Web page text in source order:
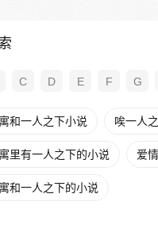
C D E F G
和一人之下小说 唉一人
里有一人之下的小说 爱
和一人之下的小说